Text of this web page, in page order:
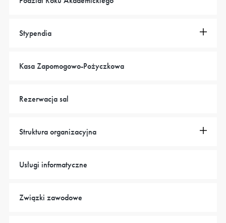
Stypendia
Kasa Zapomogowo-Pożyczkowa
Rezerwacja sal
Struktura organizacyjna
Usługi informatyczne
Związki zawodowe